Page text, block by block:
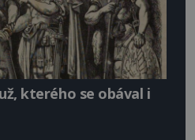
kterého se obával i